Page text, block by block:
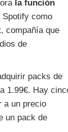
la función
Spotify como
, compañía que
de
packs de
1.99€. Hay
a un precio
un pack de